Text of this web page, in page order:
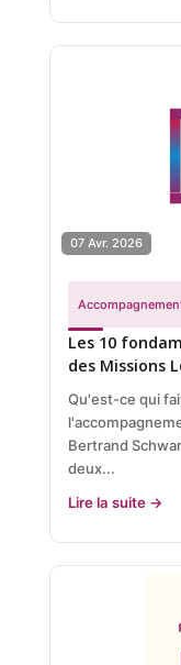
07 Avr. 2026
Les 10
des Missions
Qu'est-ce qui
Bertrand
deux...
Lire la suite →